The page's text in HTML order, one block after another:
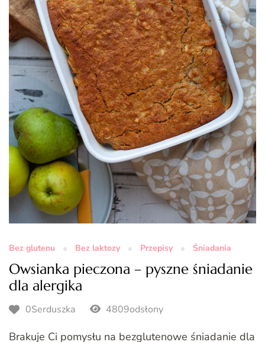
Bez glutenu Bez laktozy Przepisy Śniadania
Owsianka pieczona – pyszne śniadanie
dla alergika
0Serduszka 4809odsłony
Brakuje Ci pomysłu na bezglutenowe śniadanie dla